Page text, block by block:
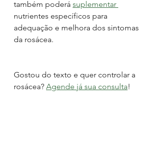
também poderá suplementar
nutrientes específicos para
adequação e melhora dos sintomas
da rosácea.
Gostou do texto e quer controlar a
rosácea? Agende já sua consulta!